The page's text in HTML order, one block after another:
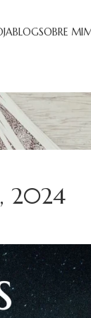
BLOGSOBRE
2024